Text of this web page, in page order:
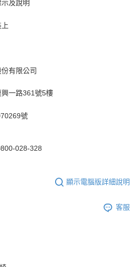
及說明
有限公司
一路361號5樓
號
028-328
顯示電腦版詳細說明
客服